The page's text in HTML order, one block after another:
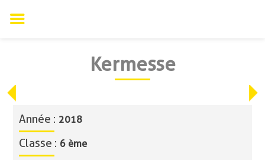
Kermesse
Année : 2018
Classe : 6 ème